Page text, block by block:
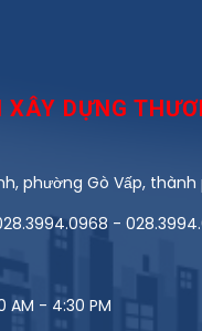
XÂY DỰNG
phường Gò Vấp, thành
-
AM - 4:30 PM